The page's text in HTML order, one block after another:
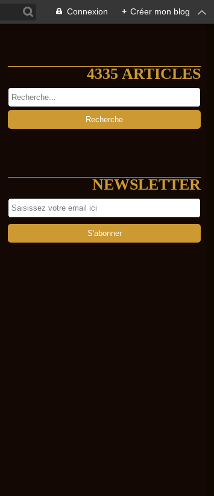
Connexion + Créer mon blog
4335 ARTICLES
NEWSLETTER